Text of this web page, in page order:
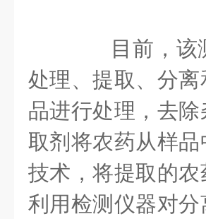
目前，该测
处理、提取、分
品进行处理，去
取剂将农药从样
技术，将提取的
利用检测仪器对